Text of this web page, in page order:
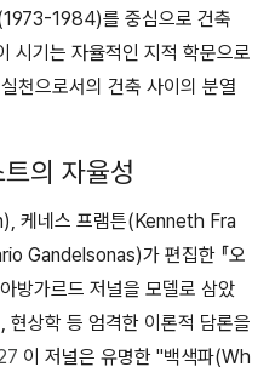
1984)를 중심으로 건축
시기는 자율적인 지적 학문으로
천으로서의 건축 사이의 분열
트의 자율성
케네스 프램튼(Kenneth Fra
Gandelsonas)가 편집한 『오
방가르드 저널을 모델로 삼았
현상학 등 엄격한 이론적 담론을
이 저널은 유명한 "백색파(Wh